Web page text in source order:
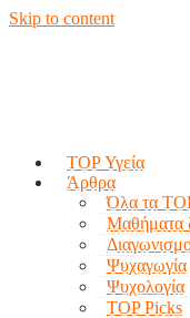
Skip to content
TOP Υγεία
Άρθρα
Όλα τα
Μαθήματα
Ψυχαγωγία
Ψυχολογία
TOP Picks